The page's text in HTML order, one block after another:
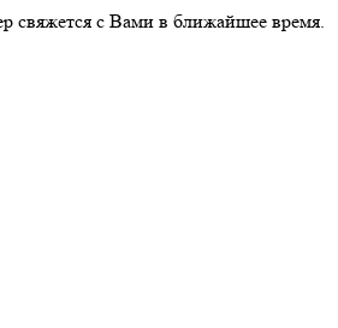
свяжется с Вами в ближайшее время.